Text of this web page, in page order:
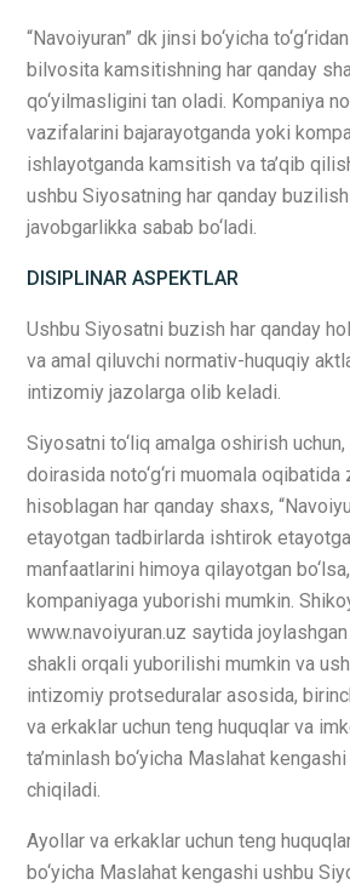
“Navoiyuran” dk jinsi bo‘yicha
bilvosita kamsitishning har qanday
qo‘yilmasligini tan oladi. Kompaniya
vazifalarini bajarayotganda yoki
ishlayotganda kamsitish va ta’qib
ushbu Siyosatning har qanday
javobgarlikka sabab bo‘ladi.
DISIPLINAR ASPEKTLAR
Ushbu Siyosatni buzish har qanday
va amal qiluvchi normativ-huquqiy
intizomiy jazolarga olib keladi.
Siyosatni to‘liq amalga oshirish
doirasida noto‘g‘ri muomala oqibatida
hisoblagan har qanday shaxs,
etayotgan tadbirlarda ishtirok
manfaatlarini himoya qilayotgan
kompaniyaga yuborishi mumkin.
www.navoiyuran.uz saytida
shakli orqali yuborilishi mumkin va
intizomiy protseduralar asosida,
va erkaklar uchun teng huquqlar va
ta’minlash bo‘yicha Maslahat
chiqiladi.
Ayollar va erkaklar uchun teng
bo‘yicha Maslahat kengashi ushbu